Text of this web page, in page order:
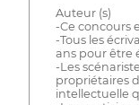
Auteur (s)
-Ce concours
-Tous les
ans pour être
-Les
propriétaires
intellectuelle